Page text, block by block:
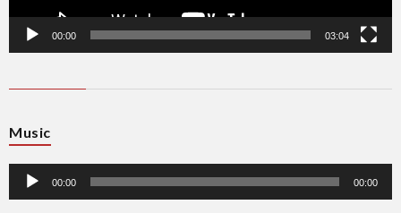
00:00 03:04
Music音
声
レ
ー
ヤ
ー
00:00 00:00